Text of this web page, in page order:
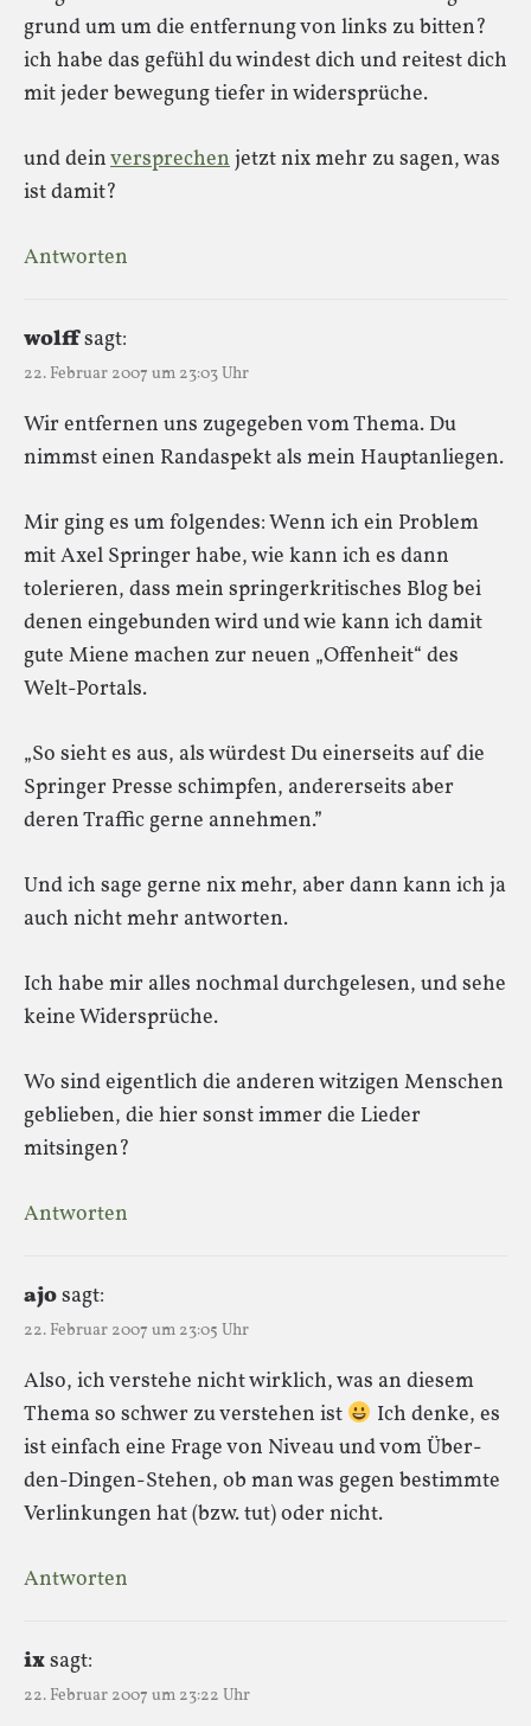
grund um um die entfernung von links zu bitten?
ich habe das gefühl du windest dich und reitest dich
mit jeder bewegung tiefer in widersprüche.
und deinversprechenjetzt nix mehr zu sagen, was
ist damit?
Antworten
wolffsagt:
22. Februar 2007 um 23:03 Uhr
Wir entfernen uns zugegeben vom Thema. Du
nimmst einen Randaspekt als mein Hauptanliegen.
Mir ging es um folgendes: Wenn ich ein Problem
mit Axel Springer habe, wie kann ich es dann
tolerieren, dass mein springerkritisches Blog bei
denen eingebunden wird und wie kann ich damit
gute Miene machen zur neuen „Offenheit“ des
Welt-Portals.
„So sieht es aus, als würdest Du einerseits auf die
Springer Presse schimpfen, andererseits aber
deren Traffic gerne annehmen.”
Und ich sage gerne nix mehr, aber dann kann ich ja
auch nicht mehr antworten.
Ich habe mir alles nochmal durchgelesen, und sehe
keine Widersprüche.
Wo sind eigentlich die anderen witzigen Menschen
geblieben, die hier sonst immer die Lieder
mitsingen?
Antworten
ajosagt:
22. Februar 2007 um 23:05 Uhr
Also, ich verstehe nicht wirklich, was an diesem
Thema so schwer zu verstehen ist
Ich denke, es
ist einfach eine Frage von Niveau und vom Über-
den-Dingen-Stehen, ob man was gegen bestimmte
Verlinkungen hat (bzw. tut) oder nicht.
Antworten
ixsagt:
22. Februar 2007 um 23:22 Uhr